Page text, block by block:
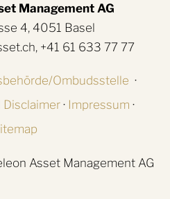
Management AG
4, 4051 Basel
+41 61 633 77 77
Ombudsstelle ·
Disclaimer · Impressum ·
Asset Management AG